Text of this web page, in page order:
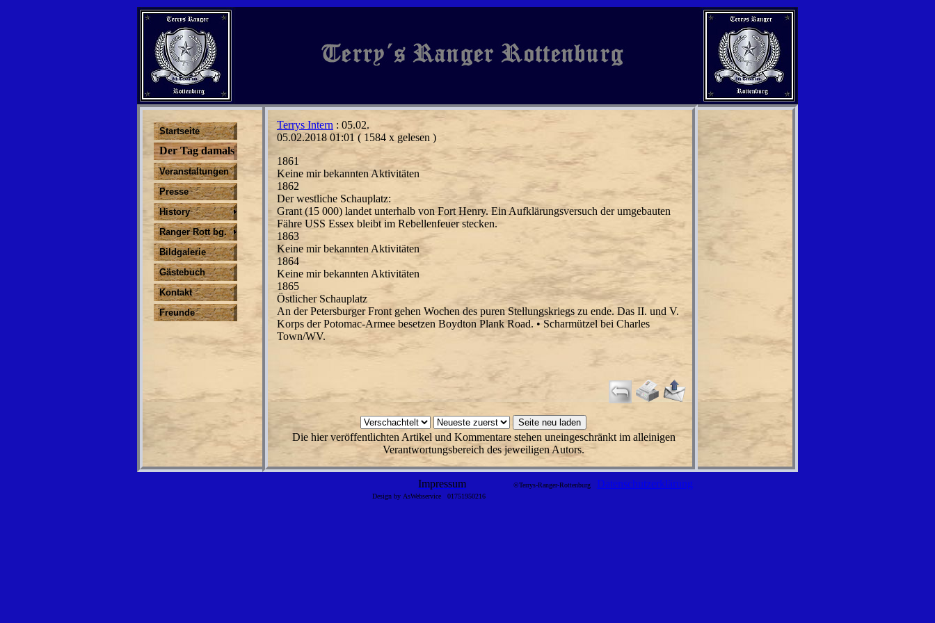
Startseite
Der Tag damals
Veranstaltungen
Presse
History
Ranger Rott bg.
Bildgalerie
Gästebuch
Kontakt
Freunde
Terrys Intern : 05.02.
05.02.2018 01:01 ( 1584 x gelesen )
1861
Keine mir bekannten Aktivitäten
1862
Der westliche Schauplatz:
Grant (15 000) landet unterhalb von Fort Henry. Ein Aufklärungsversuch der umgebauten
Fähre USS Essex bleibt im Rebellenfeuer stecken.
1863
Keine mir bekannten Aktivitäten
1864
Keine mir bekannten Aktivitäten
1865
Östlicher Schauplatz
An der Petersburger Front gehen Wochen des puren Stellungskriegs zu ende. Das II. und V.
Korps der Potomac-Armee besetzen Boydton Plank Road. • Scharmützel bei Charles
Town/WV.
Die hier veröffentlichten Artikel und Kommentare stehen uneingeschränkt im alleinigen
Verantwortungsbereich des jeweiligen Autors.
Impressum ©Terrys-Ranger-Rottenburg Datenschutzerklärung
Design by AsWebservice 01751950216